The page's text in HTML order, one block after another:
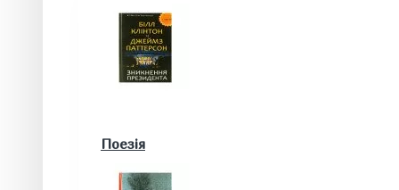
Поезія